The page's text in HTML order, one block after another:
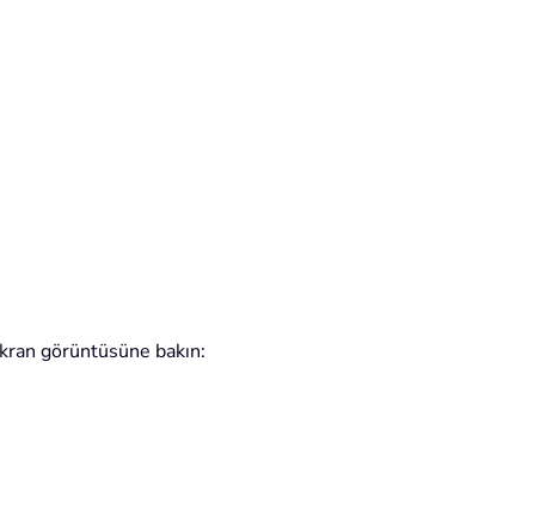
görüntüsüne bakın: